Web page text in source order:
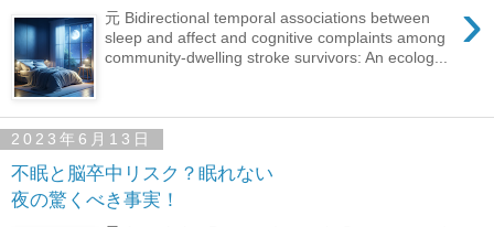
›
元 Bidirectional temporal associations between
sleep and affect and cognitive complaints among
community-dwelling stroke survivors: An ecolog...
2023年6月13日
不眠と脳卒中リスク？眠れない
夜の驚くべき事実！